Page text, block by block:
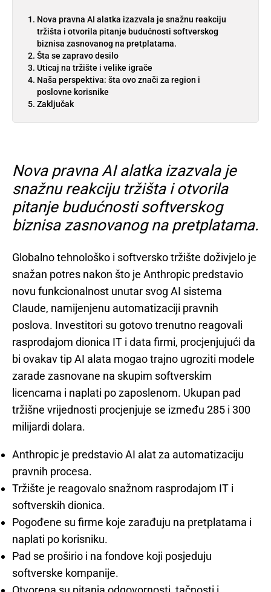
Nova pravna AI alatka izazvala je snažnu reakciju
tržišta i otvorila pitanje budućnosti softverskog
biznisa zasnovanog na pretplatama.
Šta se zapravo desilo
Uticaj na tržište i velike igrače
Naša perspektiva: šta ovo znači za region i
poslovne korisnike
Zaključak
Nova pravna AI alatka izazvala je
snažnu reakciju tržišta i otvorila
pitanje budućnosti softverskog
biznisa zasnovanog na pretplatama.
Globalno tehnološko i softversko tržište doživjelo je
snažan potres nakon što je Anthropic predstavio
novu funkcionalnost unutar svog AI sistema
Claude, namijenjenu automatizaciji pravnih
poslova. Investitori su gotovo trenutno reagovali
rasprodajom dionica IT i data firmi, procjenjujući da
bi ovakav tip AI alata mogao trajno ugroziti modele
zarade zasnovane na skupim softverskim
licencama i naplati po zaposlenom. Ukupan pad
tržišne vrijednosti procjenjuje se između 285 i 300
milijardi dolara.
Anthropic je predstavio AI alat za automatizaciju
pravnih procesa.
Tržište je reagovalo snažnom rasprodajom IT i
softverskih dionica.
Pogođene su firme koje zarađuju na pretplatama i
naplati po korisniku.
Pad se proširio i na fondove koji posjeduju
softverske kompanije.